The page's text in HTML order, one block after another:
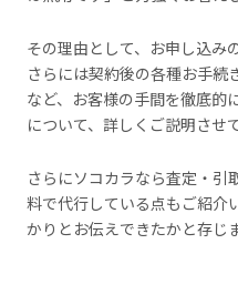
その理由として、お申し込み
さらには契約後の各種お手続
など、お客様の手間を徹底的
について、詳しくご説明させ
さらにソコカラなら査定・引
料で代行している点もご紹介
かりとお伝えできたかと存じま